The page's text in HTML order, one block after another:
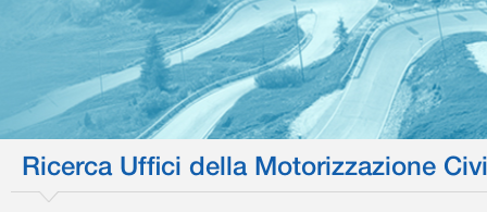
Ricerca Uffici della Motorizzazione